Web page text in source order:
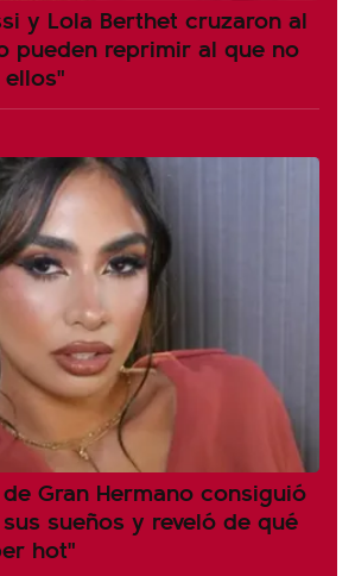
y Lola Berthet cruzaron al
pueden reprimir al que no
Gran Hermano consiguió
sueños y reveló de qué
hot"